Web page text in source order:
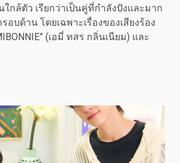
กล้ตัว เรียกว่าเป็นคู่ที่กำลังปังและมาก
อบด้าน โดยเฉพาะเรื่องของเสียงร้อง
(เอมี่ ทสร กลิ่นเนียม) และ